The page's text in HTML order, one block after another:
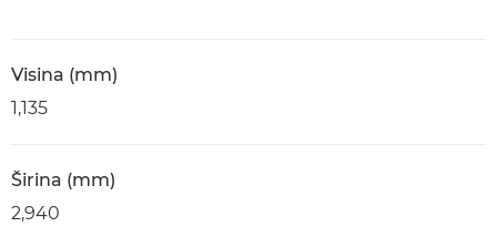
Visina (mm)
1,135
Širina (mm)
2,940